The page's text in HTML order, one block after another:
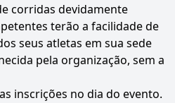
corridas devidamente
terão a facilidade de
seus atletas em sua sede
pela organização, sem a
inscrições no dia do evento.